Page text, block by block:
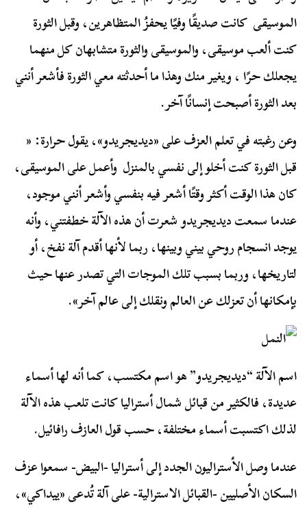
الموسيقى كانت صديقًا وفيًا يحفزُ المتظاهرين، وقبل الثورة
كنت ألعب موسيقى، والموسيقى والثورة متشابهان كل منهما
يجعلك حرًا ، ويغير منك وهذا ما أحدثته معي الثورة فأشعر أنني
بعد الثورة أصبحت إنسانًا آخر.
وعن رغبته في تعلم العزف على «ديديجريدو»، يقول حرارة: «
قبل الثورة كنت أخلو إلى نفسي بالمنزل وأعمل على الموسيقى،
كان هذا الوقت أكثر وقتًا أشعر فيه بنفسي وأشعر أنني موجود،
عندما سمعت ديديجريدو شعرت أن هذه الآلة خطفتني، وأنه
يوجد انسجام روحي بيني وبينها، ربما لأنها أقدم آلة نفخ، أو
لتاريخها، وربما بسبب تلك الموجات التي تصدر عنها حيث
بإمكانها أن تعزلك عن العالم ونقلك إلى عالم آخر».
اسم الآلة “ديديجريدو” هو اسم مكتسب، كما أنه لها أسماء
عديدة، فالكثير من قبائل شمال أستراليا كانت تلعب هذه الآلة
لذلك اكتسبت أسماء مختلفة، حسب قول العازف رافائيل.
عندما وصل الأستراليون الجدد إلى أستراليا -البيض- سمعوا عزف
السكان الأصليين -القبائل الاسترالية- على آلة تُدعى «ييداكي»،